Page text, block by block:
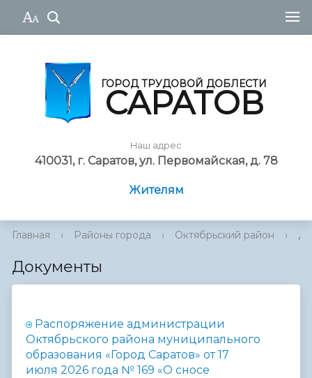
ГОРОД ТРУДОВОЙ ДОБЛЕСТИ
САРАТОВ
Наш адрес
410031, г. Саратов, ул. Первомайская, д. 78
Жителям
Главная › Районы города › Октябрьский район ›
Документы
Распоряжение администрации
Октябрьского района муниципального
образования «Город Саратов» от 17
июля 2026 года № 169 «О сносе